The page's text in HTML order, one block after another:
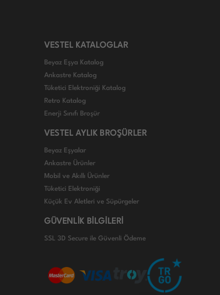
VESTEL KATALOGLAR
Beyaz Eşya Katalog
Ankastre Katalog
Tüketici Elektroniği Katalog
Retro Katalog
Enerji Sınıfı Broşür
VESTEL AYLIK BROŞÜRLER
Beyaz Eşyalar
Ankastre Ürünler
Mobil ve Akıllı Ürünler
Tüketici Elektroniği
Küçük Ev Aletleri ve Süpürgeler
GÜVENLİK BİLGİLERİ
SSL 3D Secure ile Güvenli Ödeme